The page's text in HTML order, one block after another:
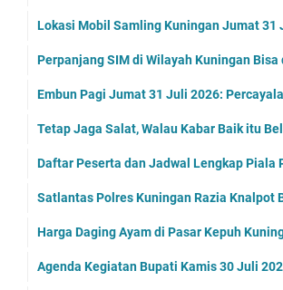
Lokasi Mobil Samling Kuningan Jumat 31
Perpanjang SIM di Wilayah Kuningan Bisa
Embun Pagi Jumat 31 Juli 2026:
Tetap Jaga Salat, Walau Kabar Baik itu
Daftar Peserta dan Jadwal Lengkap Piala
Satlantas Polres Kuningan Razia Knalpot
Harga Daging Ayam di Pasar Kepuh
Agenda Kegiatan Bupati Kamis 30 Juli